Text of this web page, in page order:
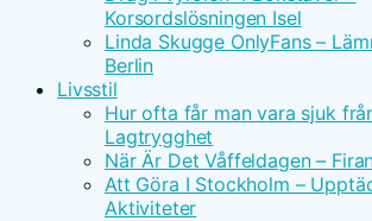
Korsordslösningen Isel
Linda Skugge OnlyFans –
Berlin
Livsstil
Hur ofta får man vara sjuk
Lagtrygghet
När Är Det Våffeldagen –
Att Göra I Stockholm –
Aktiviteter